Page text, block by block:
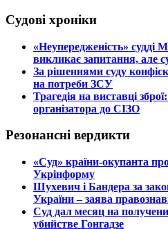
Судові хроніки
​«Неупередженість»
викликає запитання, але
​За рішеннями суду
на потреби ЗСУ
​Трагедія на виставці
організатора до СІЗО
Резонансні вердикти
​«Суд» країни-окупанта
Укрінформу
Шухевич і Бандера за
України – заява
Суд дал месяц на
убийстве Гонгадзе